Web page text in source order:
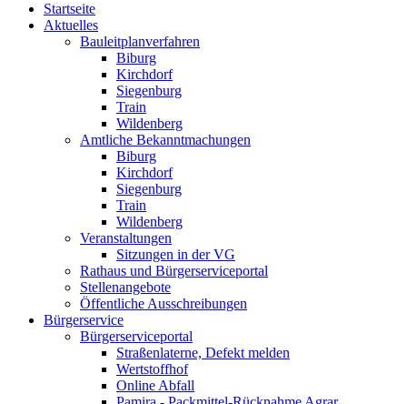
Startseite
Aktuelles
Bauleitplanverfahren
Biburg
Kirchdorf
Siegenburg
Train
Wildenberg
Amtliche Bekanntmachungen
Biburg
Kirchdorf
Siegenburg
Train
Wildenberg
Veranstaltungen
Sitzungen in der VG
Rathaus und Bürgerserviceportal
Stellenangebote
Öffentliche Ausschreibungen
Bürgerservice
Bürgerserviceportal
Straßenlaterne, Defekt melden
Wertstoffhof
Online Abfall